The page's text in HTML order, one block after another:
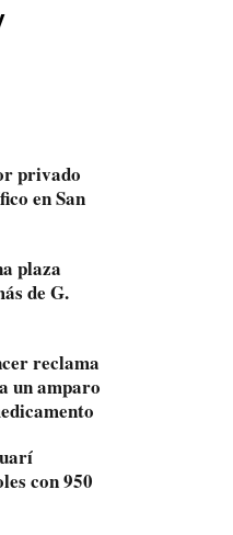
privado
en San
plaza
de G.
reclama
un amparo
con 950